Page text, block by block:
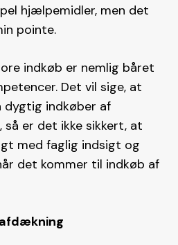
hjælpemidler, men det
pointe.
indkøb er nemlig båret
Det vil sige, at
dygtig indkøber af
er det ikke sikkert, at
med faglig indsigt og
det kommer til indkøb af